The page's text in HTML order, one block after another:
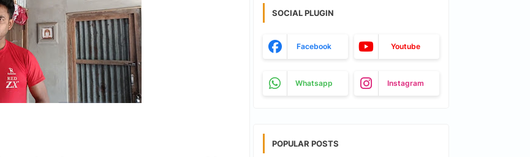
SOCIAL PLUGIN
Facebook Youtube
Whatsapp Instagram
POPULAR POSTS